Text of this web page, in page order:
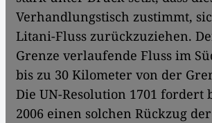
Verhandlungstisch zustimmt,
Litani-Fluss zurückzuziehen.
Grenze verlaufende Fluss im
bis zu 30 Kilometer von der
Die UN-Resolution 1701 fordert
2006 einen solchen Rückzug